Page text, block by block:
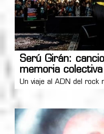
Serú Girán:
memoria colectiva
Un viaje al ADN del rock